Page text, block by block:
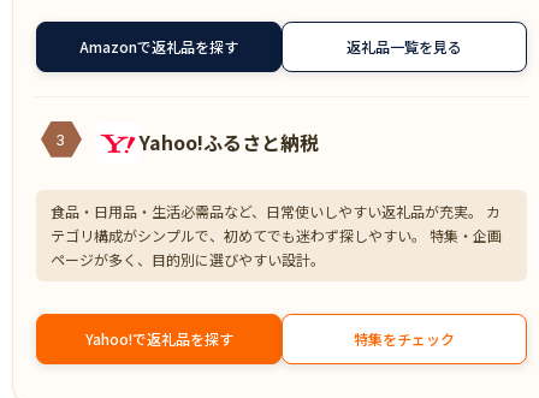
Amazonで返礼品を探す 返礼品一覧を見る
3 Yahoo!ふるさと納税
食品・日用品・生活必需品など、日常使いしやすい返礼品が充実。 カ
テゴリ構成がシンプルで、初めてでも迷わず探しやすい。 特集・企画
ページが多く、目的別に選びやすい設計。
Yahoo!で返礼品を探す 特集をチェック